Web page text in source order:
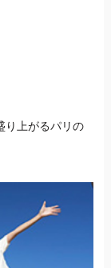
り上がるパリの